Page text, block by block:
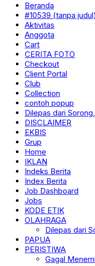
Beranda
#10539 (tanpa judul)
Aktivitas
Anggota
Cart
CERITA FOTO
Checkout
Client Portal
Club
Collection
contoh popup
Dilepas dari
DISCLAIMER
EKBIS
Grup
Home
IKLAN
Indeks Berita
Index Berita
Job Dashboard
Jobs
KODE ETIK
OLAHRAGA
Dilepas dari
PAPUA
PERISTIWA
Gagal